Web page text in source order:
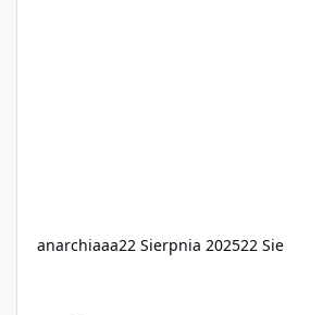
anarchiaaa22 Sierpnia 202522 Sie